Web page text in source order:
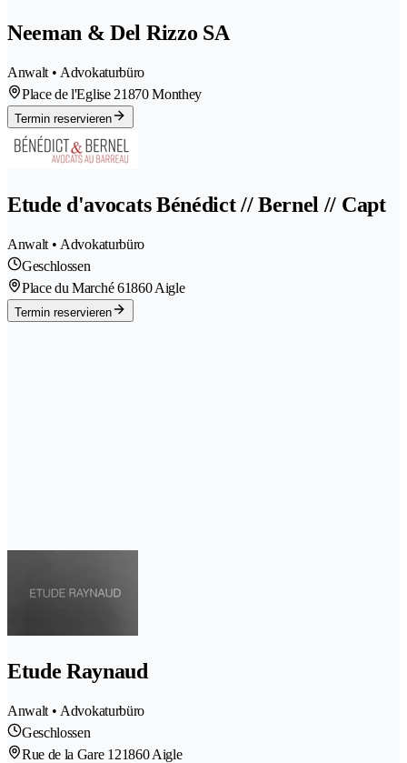
Neeman & Del Rizzo SA
Anwalt • Advokaturbüro
Place de l'Eglise 21870 Monthey
Termin reservieren
Etude d'avocats Bénédict // Bernel // Capt
Anwalt • Advokaturbüro
Geschlossen
Place du Marché 61860 Aigle
Termin reservieren
Etude Raynaud
Anwalt • Advokaturbüro
Geschlossen
Rue de la Gare 121860 Aigle